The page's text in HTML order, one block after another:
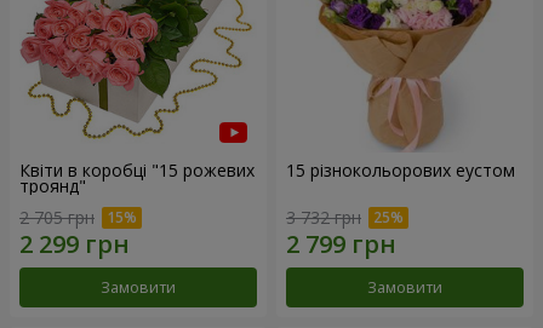
Квіти в коробці "15 рожевих
троянд"
2 705 грн
Замовити
15 різнокольорових еустом
3 732 грн
Замовити